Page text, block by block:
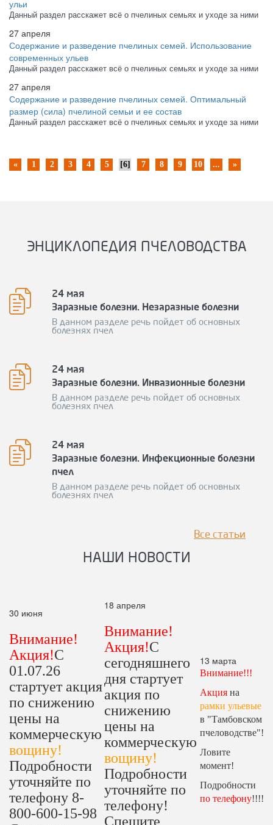
ульи
Данный раздел расскажет всё о пчелиных семьях и уходе за ними
27 апреля
Содержание и разведение пчелиных семей. Использование
современных ульев
Данный раздел расскажет всё о пчелиных семьях и уходе за ними
27 апреля
Содержание и разведение пчелиных семей. Оптимальный
размер (сила) пчелиной семьи и ее состав
Данный раздел расскажет всё о пчелиных семьях и уходе за ними
« 1 2 3 4 5 [6] 7 8 9 10 ... »
ЭНЦИКЛОПЕДИЯ ПЧЕЛОВОДСТВА
24 мая
Заразные болезни. Незаразные болезни
В данном разделе речь пойдет об основных
болезнях пчел
24 мая
Заразные болезни. Инвазионные болезни
В данном разделе речь пойдет об основных
болезнях пчел
24 мая
Заразные болезни. Инфекционные болезни
пчел
В данном разделе речь пойдет об основных
болезнях пчел
Все статьи
НАШИ НОВОСТИ
30 июня
Внимание!
Акция!С
01.07.26
стартует акция
по снижению
цены на
коммерческую
вощину!
Подробности
уточняйте по
телефону 8-
800-600-15-98
18 апреля
Внимание!
Акция!С
сегодняшнего
дня стартует
акция по
снижению
цены на
коммерческую
вощину!
Подробности
уточняйте по
телефону!
Спешите
13 марта
Внимание!!!
Акция на
рамки ульевые
в "Тамбовском
пчеловодстве"!
Ловите
момент!
Подробности
по телефону!!!!